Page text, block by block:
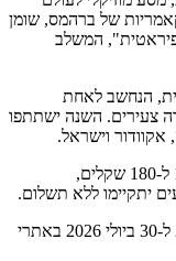
של ברהמס, שומן
המשלב
הנחשב לאחת
צעירים. השנה ישתתפו
אקוודור וישראל.
מחירי הכרטיסים להפקות הגדולות נעים בין 150 ל-180 שקלים,
פסטיבל האופרה הלירית ירושלים יתקיים בין 26 ל-30 ביולי 2026 באתרי